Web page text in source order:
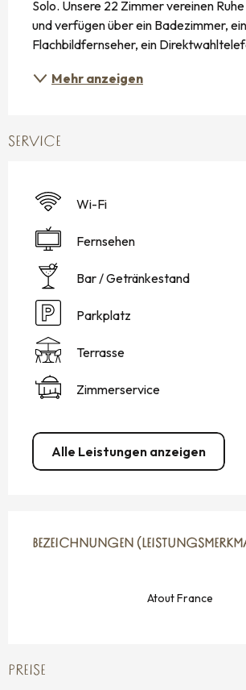
Solo. Unsere 22 Zimmer vereinen
und verfügen über ein Badezimmer,
Flachbildfernseher, ein
Mehr anzeigen
SERVICE
Wi-Fi
Fernsehen
Bar / Getränkestand
Parkplatz
Terrasse
Zimmerservice
Alle Leistungen anzeigen
BEZEICHNUNGEN
BEZEICHNUNGEN
Atout France
PREISE